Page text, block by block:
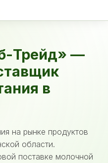
Трейд» —
в
на рынке продуктов
области.
поставке молочной